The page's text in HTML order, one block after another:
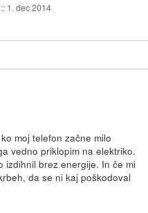
:: 1. dec 2014
moj telefon začne milo
vedno priklopim na elektriko.
izdihnil brez energije. In če mi
da se ni kaj poškodoval